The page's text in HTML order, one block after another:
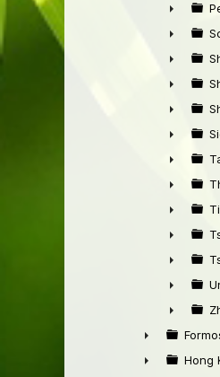
►
►
►
►
►
►
►
►
►
►
►
►
►
► Hong